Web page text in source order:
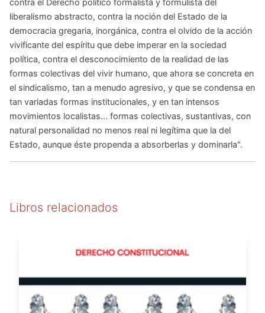
liberalismo abstracto, contra la noción del Estado de la
democracia gregaria, inorgánica, contra el olvido de la acción
vivificante del espíritu que debe imperar en la sociedad
política, contra el desconocimiento de la realidad de las
formas colectivas del vivir humano, que ahora se concreta en
el sindicalismo, tan a menudo agresivo, y que se condensa en
tan variadas formas institucionales, y en tan intensos
movimientos localistas... formas colectivas, sustantivas, con
natural personalidad no menos real ni legítima que la del
Estado, aunque éste propenda a absorberlas y dominarla".
Libros relacionados